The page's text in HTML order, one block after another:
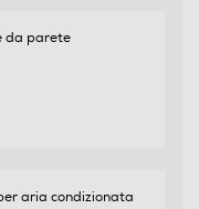
da parete
aria condizionata